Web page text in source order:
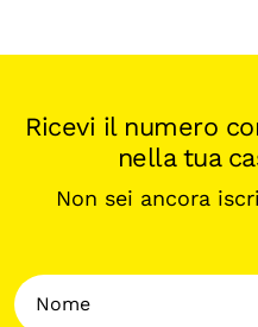
Ricevi il numero
nella tua
Non sei ancora